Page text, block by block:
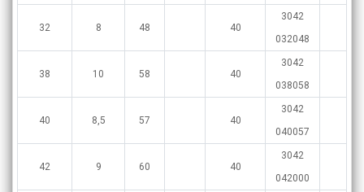
32 8 48 40
3042
032048
38 10 58 40
3042
038058
40 8,5 57 40
3042
040057
42 9 60 40
3042
042000